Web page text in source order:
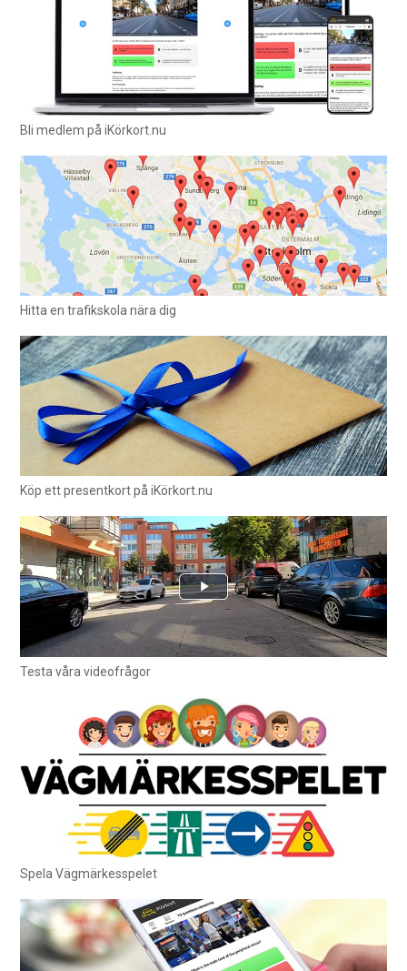
Bli medlem på iKörkort.nu
Hitta en trafikskola nära dig
Köp ett presentkort på iKörkort.nu
Testa våra videofrågor
Spela Vägmärkesspelet